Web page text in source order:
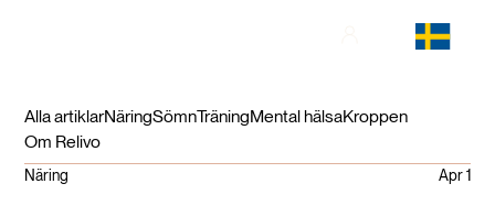
Alla artiklarNäringSömnTräningMental hälsaKroppen
Om Relivo
Näring Apr 1